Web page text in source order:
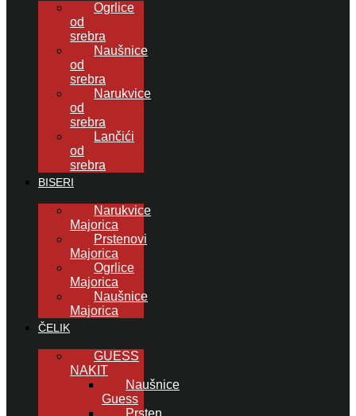
Ogrlice
od
srebra
Naušnice
od
srebra
Narukvice
od
srebra
Lančići
od
srebra
BISERI
Narukvice
Majorica
Prstenovi
Majorica
Ogrlice
Majorica
Naušnice
Majorica
ČELIK
GUESS
NAKIT
Naušnice
Guess
Prsten